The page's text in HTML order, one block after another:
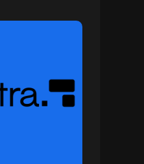
sensores e equipes
mais rápidas e
de monitoramento,